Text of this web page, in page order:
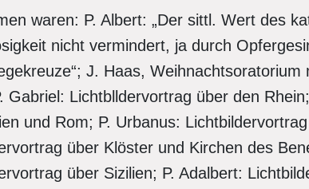
waren: P. Albert: „Der sittl. Wert des
nicht vermindert, ja durch
J. Haas,
Gabriel: Lichtblldervortrag über den
und Rom; P. Urbanus:
über Klöster und Kirchen des
über Sizilien; P. Adalbert: